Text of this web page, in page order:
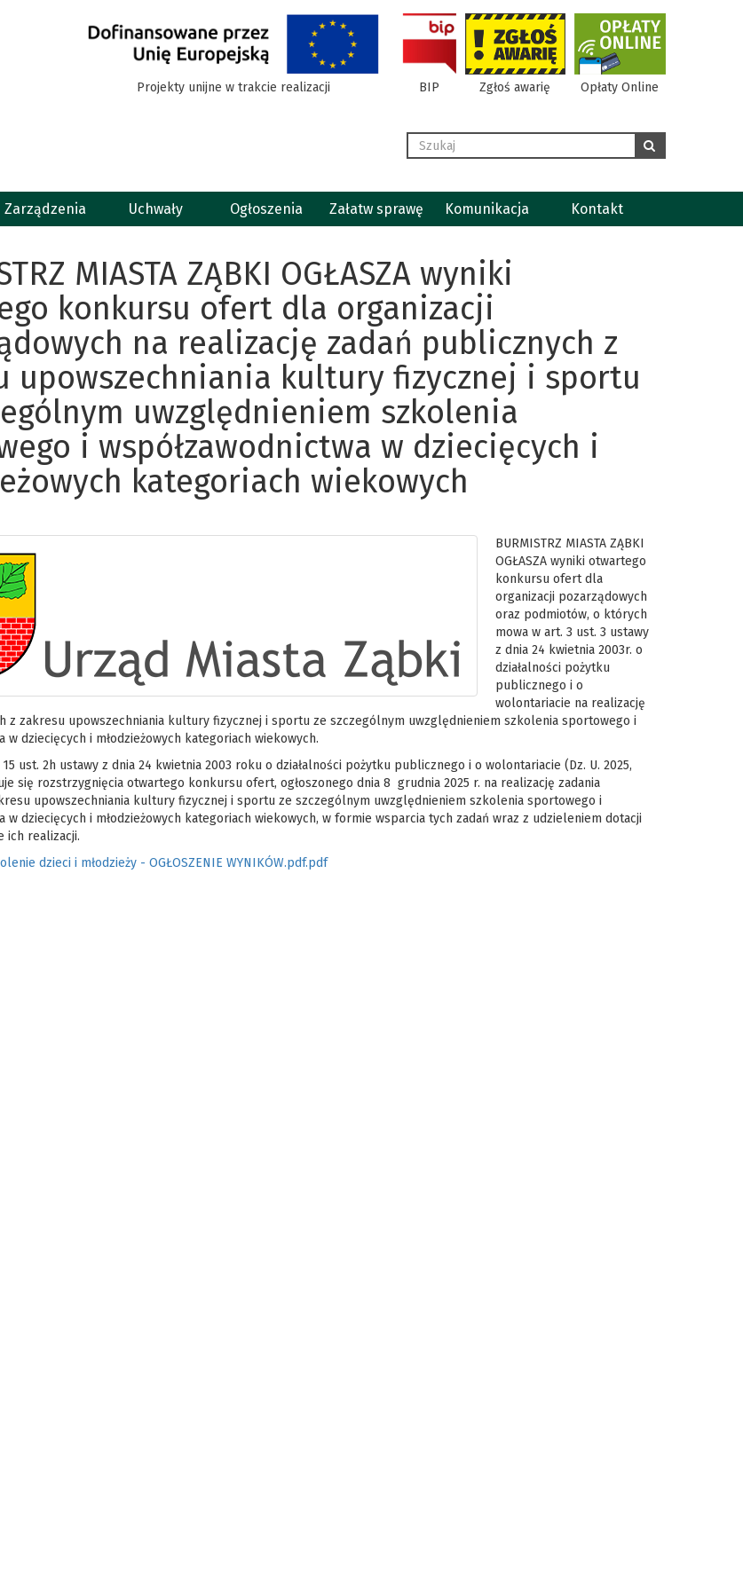
Projekty unijne w trakcie realizacji BIP Zgłoś awarię Opłaty Online
Wyszukaj szukaj
Zarządzenia Uchwały Ogłoszenia Załatw sprawę Komunikacja Kontakt
MIASTA ZĄBKI OGŁASZA wyniki
konkursu ofert dla organizacji
na realizację zadań publicznych z
upowszechniania kultury fizycznej i sportu
uwzględnieniem szkolenia
i współzawodnictwa w dziecięcych i
kategoriach wiekowych
BURMISTRZ MIASTA ZĄBKI
OGŁASZA wyniki otwartego
konkursu ofert dla
organizacji pozarządowych
oraz podmiotów, o których
mowa w art. 3 ust. 3 ustawy
z dnia 24 kwietnia 2003r. o
działalności pożytku
publicznego i o
wolontariacie na realizację
z zakresu upowszechniania kultury fizycznej i sportu ze szczególnym uwzględnieniem szkolenia sportowego i
w dziecięcych i młodzieżowych kategoriach wiekowych.
ust. 2h ustawy z dnia 24 kwietnia 2003 roku o działalności pożytku publicznego i o wolontariacie (Dz. U. 2025,
się rozstrzygnięcia otwartego konkursu ofert, ogłoszonego dnia 8 grudnia 2025 r. na realizację zadania
upowszechniania kultury fizycznej i sportu ze szczególnym uwzględnieniem szkolenia sportowego i
w dziecięcych i młodzieżowych kategoriach wiekowych, w formie wsparcia tych zadań wraz z udzieleniem dotacji
ich realizacji.
dzieci i młodzieży - OGŁOSZENIE WYNIKÓW.pdf.pdf